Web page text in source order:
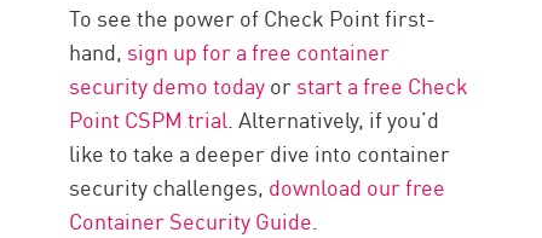
To see the power of Check Point first-
hand, sign up for a free container
security demo todayorstart a free Check
Point CSPM trial. Alternatively, if you’d
like to take a deeper dive into container
security challenges, download our free
Container Security Guide.